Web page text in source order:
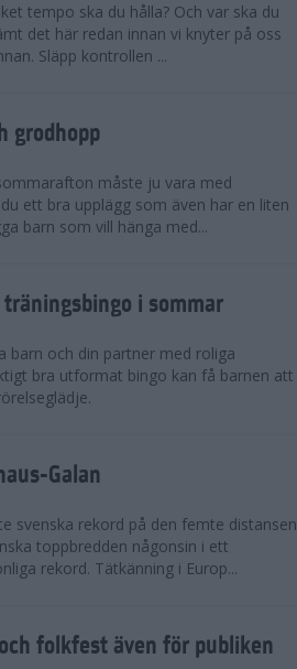
tempo ska du hålla? Och var ska du
det här redan innan vi knyter på oss
Släpp kontrollen ...
grodhopp
måste ju vara med
ett bra upplägg som även har en liten
barn som vill hänga med...
i sommar
barn och din partner med roliga
bra utformat bingo kan få barnen att
Galan
svenska rekord på den femte distansen
toppbredden någonsin i ett
rekord. Tätkänning i Europ...
folkfest även för publiken